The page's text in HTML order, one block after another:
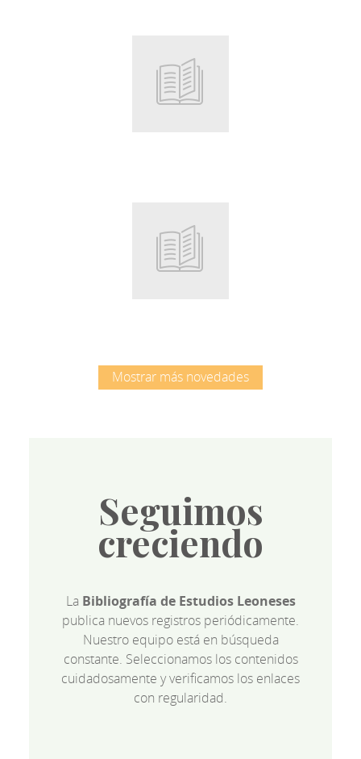
Root
Root
Mostrar más novedades
Seguimos
creciendo
La Bibliografía de Estudios Leoneses
publica nuevos registros periódicamente.
Nuestro equipo está en búsqueda
constante. Seleccionamos los contenidos
cuidadosamente y verificamos los enlaces
con regularidad.